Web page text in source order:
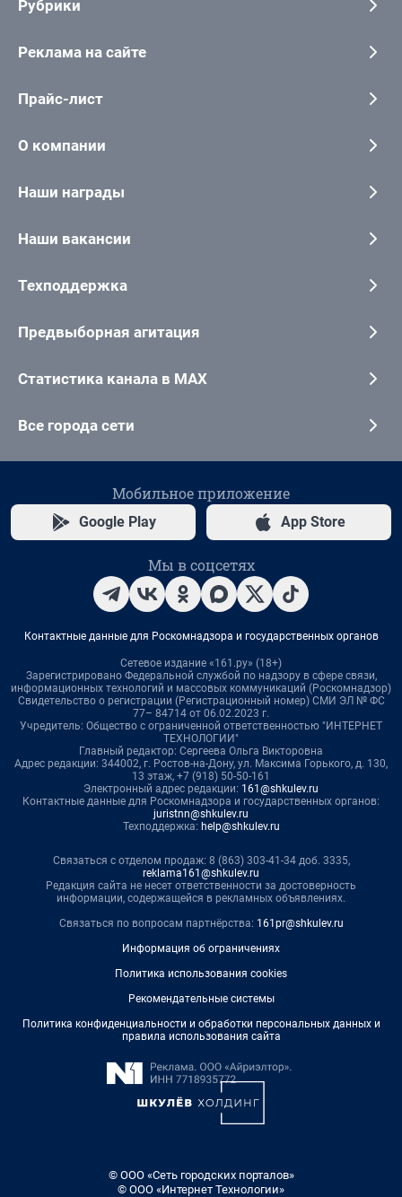
Рубрики
Реклама на сайте
Прайс-лист
О компании
Наши награды
Наши вакансии
Техподдержка
Предвыборная агитация
Статистика канала в MAX
Все города сети
Мобильное приложение
Google Play App Store
Мы в соцсетях
Контактные данные для Роскомнадзора и государственных органов
Сетевое издание «161.ру» (18+)
Зарегистрировано Федеральной службой по надзору в сфере связи,
информационных технологий и массовых коммуникаций (Роскомнадзор)
Свидетельство о регистрации (Регистрационный номер) СМИ ЭЛ № ФС
77– 84714 от 06.02.2023 г.
Учредитель: Общество с ограниченной ответственностью "ИНТЕРНЕТ
ТЕХНОЛОГИИ"
Главный редактор: Сергеева Ольга Викторовна
Адрес редакции: 344002, г. Ростов-на-Дону, ул. Максима Горького, д. 130,
13 этаж, +7 (918) 50-50-161
Электронный адрес редакции: 161@shkulev.ru
Контактные данные для Роскомнадзора и государственных органов:
juristnn@shkulev.ru
Техподдержка: help@shkulev.ru
Связаться с отделом продаж: 8 (863) 303-41-34 доб. 3335,
reklama161@shkulev.ru
Редакция сайта не несет ответственности за достоверность
информации, содержащейся в рекламных объявлениях.
Связаться по вопросам партнёрства: 161pr@shkulev.ru
Информация об ограничениях
Политика использования cookies
Рекомендательные системы
Политика конфиденциальности и обработки персональных данных и
правила использования сайта
© ООО «Сеть городских порталов»
© ООО «Интернет Технологии»